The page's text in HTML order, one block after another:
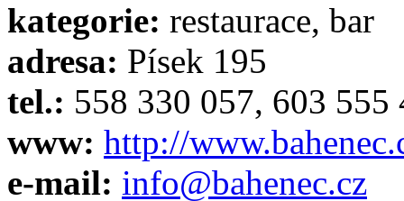
kategorie: restaurace, bar
adresa: Písek 195
tel.: 558 330 057, 603 555
www: http://
e-mail: info@bahenec.cz